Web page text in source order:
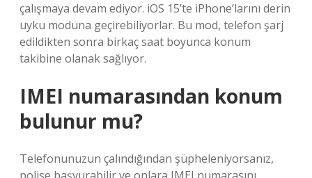
çalışmaya devam ediyor. iOS 15’te iPhone’larını derin
uyku moduna geçirebiliyorlar. Bu mod, telefon şarj
edildikten sonra birkaç saat boyunca konum
takibine olanak sağlıyor.
IMEI numarasından konum
bulunur mu?
Telefonunuzun çalındığından şüpheleniyorsanız,